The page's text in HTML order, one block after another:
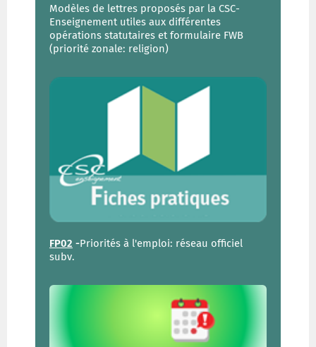
Modèles de lettres proposés par la CSC-
Enseignement utiles aux différentes
opérations statutaires et formulaire FWB
(priorité zonale: religion)
FP02 -Priorités à l'emploi: réseau officiel
subv.